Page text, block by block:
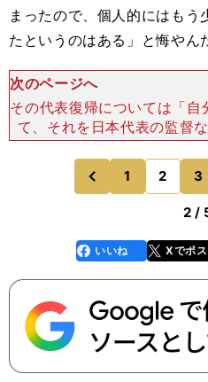
まったので、個人的にはもう
たというのはある」と悔やん
次のページへ
その代表復帰については「自
て、それを日本代表の監督
て、いけるとか、呼びたいと
だけると思う。自分ができる
ィションを上
前
のページへ
1 2 3のページへ
2 /
faceboo
k
いいね Xでポ